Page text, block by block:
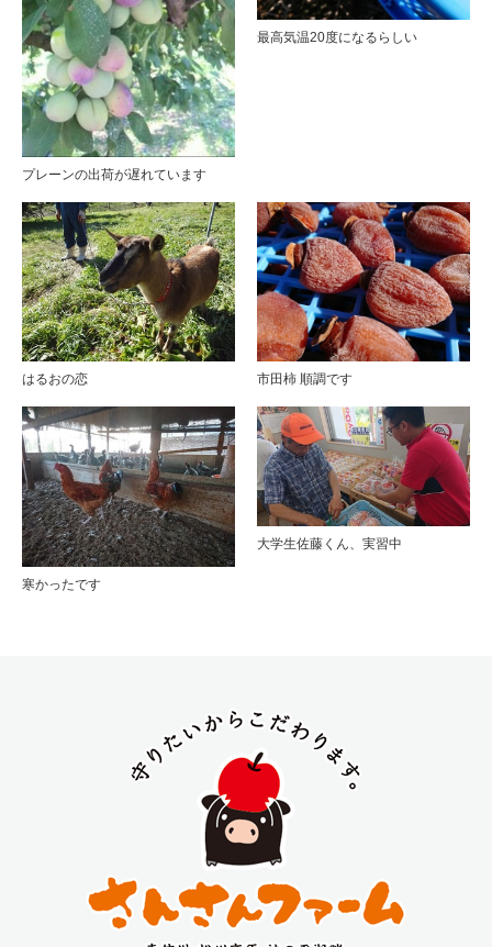
プレーンの出荷が遅れています
最高気温20度になるらしい
はるおの恋 市田柿 順調です
寒かったです
大学生佐藤くん、実習中